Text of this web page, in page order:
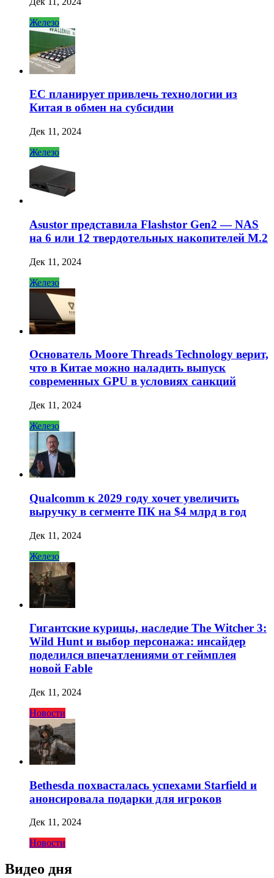
Железо
ЕС планирует привлечь технологии из
Китая в обмен на субсидии
Дек 11, 2024
Железо
Asustor представила Flashstor Gen2 — NAS
на 6 или 12 твердотельных накопителей M.2
Дек 11, 2024
Железо
Основатель Moore Threads Technology верит,
что в Китае можно наладить выпуск
современных GPU в условиях санкций
Дек 11, 2024
Железо
Qualcomm к 2029 году хочет увеличить
выручку в сегменте ПК на $4 млрд в год
Дек 11, 2024
Железо
Гигантские курицы, наследие The Witcher 3:
Wild Hunt и выбор персонажа: инсайдер
поделился впечатлениями от геймплея
новой Fable
Дек 11, 2024
Новости
Bethesda похвасталась успехами Starfield и
анонсировала подарки для игроков
Дек 11, 2024
Новости
Видео дня